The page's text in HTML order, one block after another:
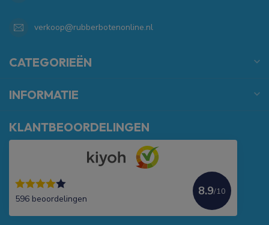
verkoop@rubberbotenonline.nl
CATEGORIEËN
INFORMATIE
KLANTBEOORDELINGEN
596 beoordelingen
8.9/10